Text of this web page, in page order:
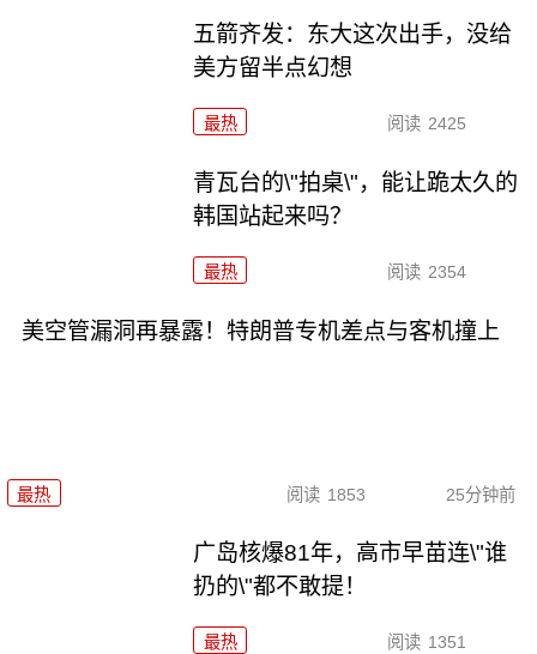
五箭齐发：东大这次出手，没给
美方留半点幻想
最热 阅读 2425
青瓦台的\"拍桌\"，能让跪太久的
韩国站起来吗？
最热 阅读 2354
美空管漏洞再暴露！特朗普专机差点与客机撞上
最热 阅读 1853 25分钟前
广岛核爆81年，高市早苗连\"谁
扔的\"都不敢提！
最热 阅读 1351